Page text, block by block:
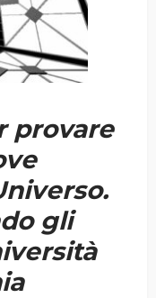
provare
gli